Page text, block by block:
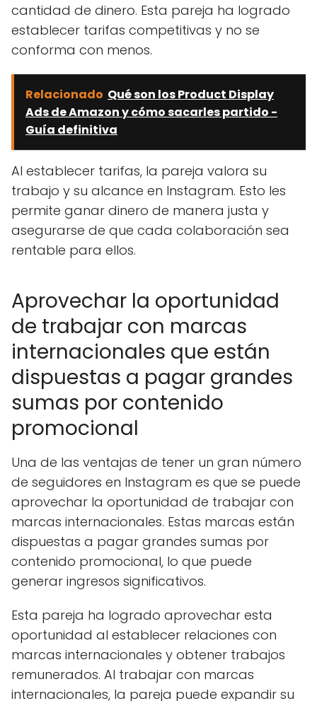
cantidad de dinero. Esta pareja ha logrado
establecer tarifas competitivas y no se
conforma con menos.
Relacionado Qué son los Product Display
Ads de Amazon y cómo sacarles partido -
Guía definitiva
Al establecer tarifas, la pareja valora su
trabajo y su alcance en Instagram. Esto les
permite ganar dinero de manera justa y
asegurarse de que cada colaboración sea
rentable para ellos.
Aprovechar la oportunidad
de trabajar con marcas
internacionales que están
dispuestas a pagar grandes
sumas por contenido
promocional
Una de las ventajas de tener un gran número
de seguidores en Instagram es que se puede
aprovechar la oportunidad de trabajar con
marcas internacionales. Estas marcas están
dispuestas a pagar grandes sumas por
contenido promocional, lo que puede
generar ingresos significativos.
Esta pareja ha logrado aprovechar esta
oportunidad al establecer relaciones con
marcas internacionales y obtener trabajos
remunerados. Al trabajar con marcas
internacionales, la pareja puede expandir su